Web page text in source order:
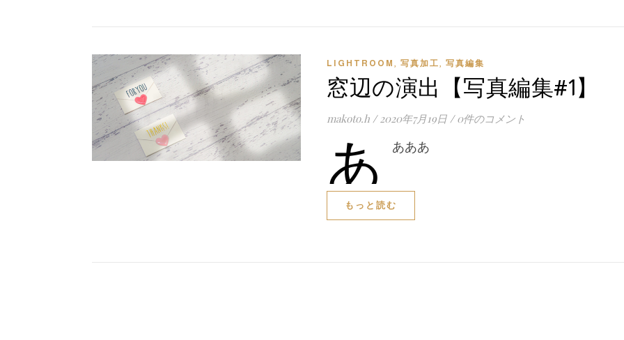
LIGHTROOM 写真加工 写真編集
窓辺の演出【写真編集#1】
makoto.h / 2020年7月19日 / 0件のコメント
あ あああ
もっと読む